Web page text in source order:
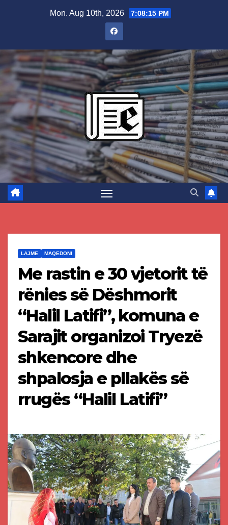
Mon. Aug 10th, 2026 7:08:16 PM
LAJME MAQEDONI
Me rastin e 30 vjetorit të
rënies së Dëshmorit
“Halil Latifi”, komuna e
Sarajit organizoi Tryezë
shkencore dhe
shpalosja e pllakës së
rrugës “Halil Latifi”